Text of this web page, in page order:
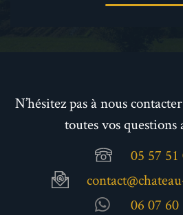
N’hésitez pas à nous
toutes vos questions
05 57 51
06 07 60